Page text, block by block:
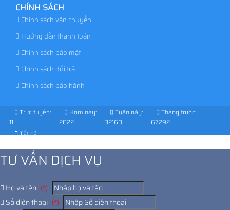
CHÍNH SÁCH
Chính sách vận chuyển
Hướng dẫn thanh toán
Chính sách bảo mật
Chính sách đổi trả
Chính sách bảo hành
Trực tuyến:
11
Hôm nay:
2022
Tuần này:
32160
Tháng trước:
67292
Tất cả:
TƯ VẤN DỊCH VỤ
Họ và tên (*)
Số điện thoại (*)